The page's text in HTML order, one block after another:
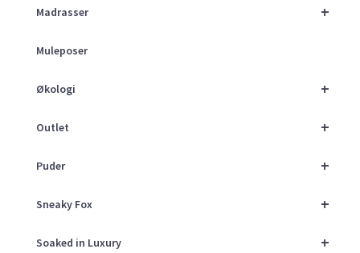
+
Madrasser
Muleposer
+
Økologi
+
Outlet
+
Puder
+
Sneaky Fox
+
Soaked in Luxury